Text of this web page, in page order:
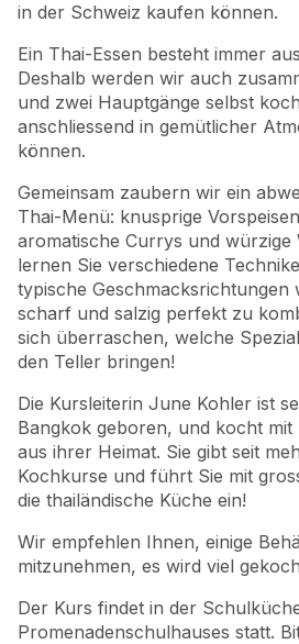
in der Schweiz kaufen können.
Ein Thai-Essen besteht immer
Deshalb werden wir auch
und zwei Hauptgänge selbst
anschliessend in gemütlicher
können.
Gemeinsam zaubern wir ein
Thai-Menü: knusprige
aromatische Currys und würzige
lernen Sie verschiedene
typische Geschmacksrichtungen
scharf und salzig perfekt zu
sich überraschen, welche
den Teller bringen!
Die Kursleiterin June Kohler ist
Bangkok geboren, und kocht mit
aus ihrer Heimat. Sie gibt seit
Kochkurse und führt Sie mit
die thailändische Küche ein!
Wir empfehlen Ihnen, einige
mitzunehmen, es wird viel
Der Kurs findet in der
Promenadenschulhauses statt.